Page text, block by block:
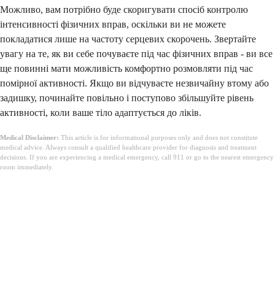
Можливо, вам потрібно буде скоригувати спосіб контролю
інтенсивності фізичних вправ, оскільки ви не можете
покладатися лише на частоту серцевих скорочень. Звертайте
увагу на те, як ви себе почуваєте під час фізичних вправ - ви все
ще повинні мати можливість комфортно розмовляти під час
помірної активності. Якщо ви відчуваєте незвичайну втому або
задишку, починайте повільно і поступово збільшуйте рівень
активності, коли ваше тіло адаптується до ліків.
Medical Disclaimer: This article is for informational purposes only and does not constitute
medical advice. Always consult a qualified healthcare provider for diagnosis and treatment
decisions. If you are experiencing a medical emergency, call 911 or go to the nearest emergency
room immediately.